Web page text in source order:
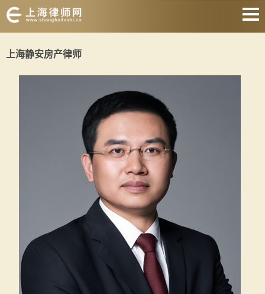
房产纠纷
合同纠纷
征地拆迁
劳动纠纷
关于我们
上海静安房产律师